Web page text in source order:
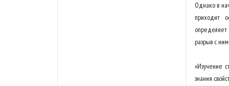
Однако в
приходит
разрыв с
«Изучение
знания